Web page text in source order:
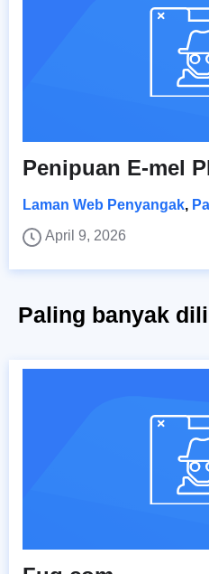
Penipuan E-mel
Laman Web Penyangak,
April 9, 2026
Paling banyak